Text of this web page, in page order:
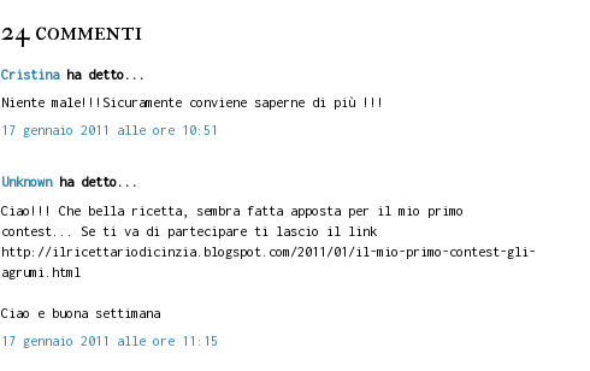
24 commenti
Cristinaha detto...
Niente male!!!Sicuramente conviene saperne di più !!!
17 gennaio 2011 alle ore 10:51
Unknownha detto...
Ciao!!! Che bella ricetta, sembra fatta apposta per il mio primo
contest... Se ti va di partecipare ti lascio il link
http://ilricettariodicinzia.blogspot.com/2011/01/il-mio-primo-contest-gli-
agrumi.html
Ciao e buona settimana
17 gennaio 2011 alle ore 11:15